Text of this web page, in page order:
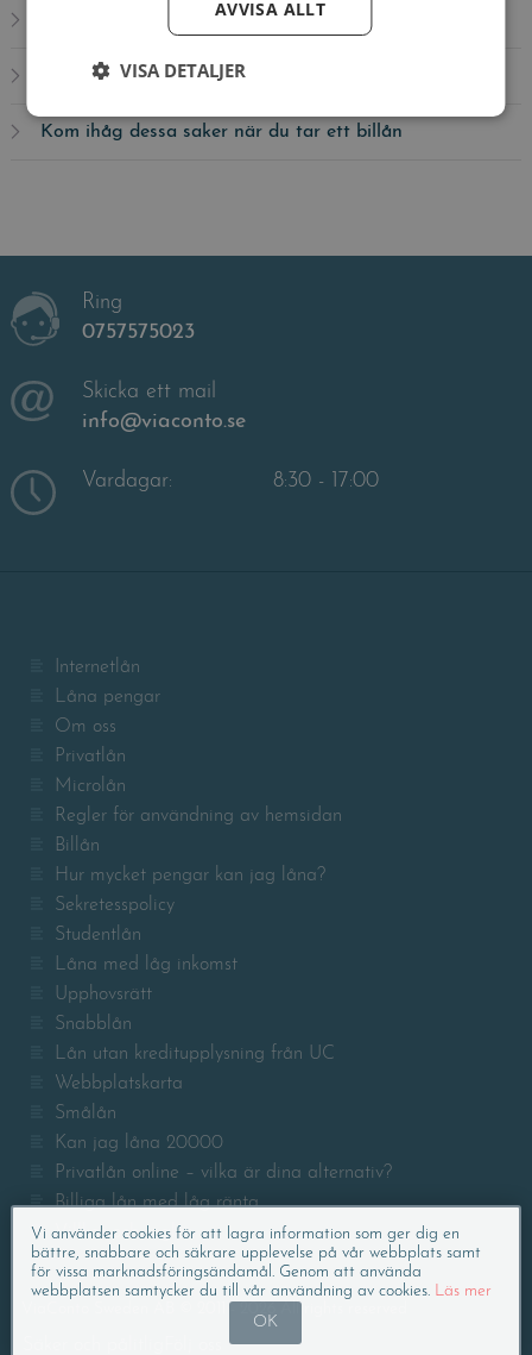
Köpa ny eller begagnad bil?
Bekosta ditt bilköp
Kom ihåg dessa saker när du tar ett billån
Ring
0757575023
Skicka ett mail
info@viaconto.se
Vardagar: 8:30 - 17:00
Internetlån
Låna pengar
Om oss
Privatlån
Microlån
Regler för användning av hemsidan
Billån
Hur mycket pengar kan jag låna?
Sekretesspolicy
Studentlån
Låna med låg inkomst
Upphovsrätt
Snabblån
Lån utan kreditupplysning från UC
Webbplatskarta
Smålån
Kan jag låna 20000
Privatlån online – vilka är dina alternativ?
Billiga lån med låg ränta
Villkor och regler
ViaConto Sweden AB © 2011 - 2026 All rights reserved
Vi använder cookies för att lagra information som ger dig en
bättre, snabbare och säkrare upplevelse på vår webbplats samt
för vissa marknadsföringsändamål. Genom att använda
webbplatsen samtycker du till vår användning av cookies. Läs mer
OK
AVVISA ALLT
VISA DETALJER